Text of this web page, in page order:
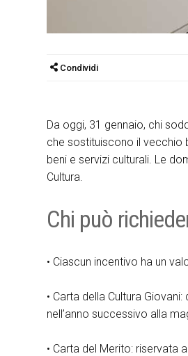
Condividi
Da oggi, 31 gennaio, chi
che sostituiscono il vecchio
beni e servizi culturali. Le
Cultura.
Chi può
• Ciascun incentivo ha un
• Carta della Cultura
nell’anno successivo alla
• Carta del Merito: riservata